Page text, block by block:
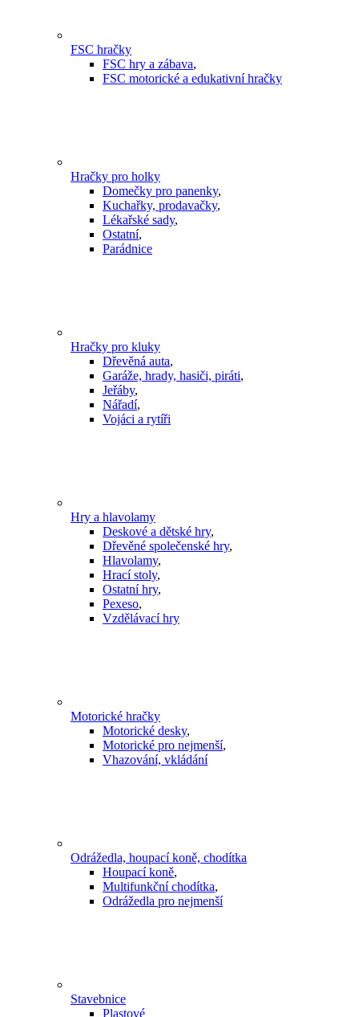
FSC hračky
FSC hry a zábava,
FSC motorické a edukativní hračky
Hračky pro holky
Domečky pro panenky,
Kuchařky, prodavačky,
Lékařské sady,
Ostatní,
Parádnice
Hračky pro kluky
Dřevěná auta,
Garáže, hrady, hasiči, piráti,
Jeřáby,
Nářadí,
Vojáci a rytíři
Hry a hlavolamy
Deskové a dětské hry,
Dřevěné společenské hry,
Hlavolamy,
Hrací stoly,
Ostatní hry,
Pexeso,
Vzdělávací hry
Motorické hračky
Motorické desky,
Motorické pro nejmenší,
Vhazování, vkládání
Odrážedla, houpací koně, chodítka
Houpací koně,
Multifunkční chodítka,
Odrážedla pro nejmenší
Stavebnice
Plastové